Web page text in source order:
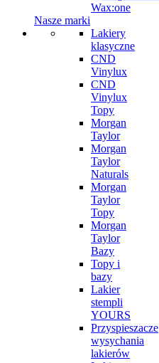
Wax:one
Nasze marki
Lakiery
klasyczne
CND
Vinylux
CND
Vinylux
Topy
Morgan
Taylor
Morgan
Taylor
Naturals
Morgan
Taylor
Topy
Morgan
Taylor
Bazy
Topy i
bazy
Lakier
stempli
YOURS
Przyspieszacze
wysychania
lakierów